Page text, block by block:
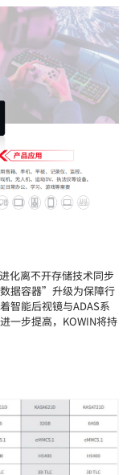
化离不开存储技术同步
据容器”升级为保障行
智能后视镜与ADAS系
一步提高，KOWIN将持